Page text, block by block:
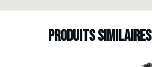
Produits similaires